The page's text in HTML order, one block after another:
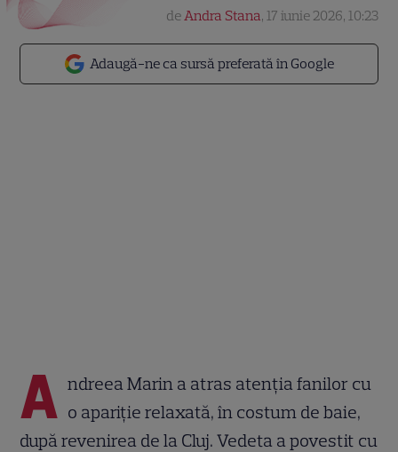
Adaugă-ne ca sursă preferată în Google
deAndra Stana, 17 iunie 2026, 10:23
A ndreea Marin a atras atenția fanilor cu
o apariție relaxată, în costum de baie,
după revenirea de la Cluj. Vedeta a povestit cu